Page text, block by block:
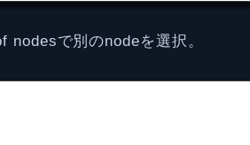
で別のnodeを選択。